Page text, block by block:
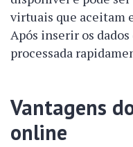
virtuais que aceitam
Após inserir os
processada
Vantagens
online